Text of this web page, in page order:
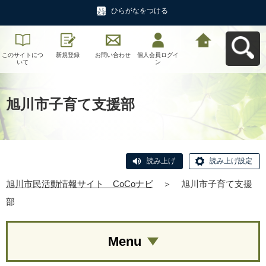
ひらがなをつける
このサイトにつ
いて
新規登録 お問い合わせ
個人会員ログイ
ン
旭川市子育て支援部
読み上げ 読み上げ設定
旭川市民活動情報サイト CoCoナビ ＞
旭川市子育て支援
部
Menu